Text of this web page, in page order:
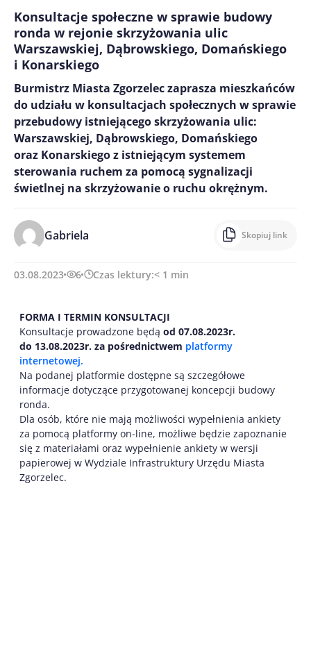
Konsultacje społeczne w sprawie budowy
ronda w rejonie skrzyżowania ulic
Warszawskiej, Dąbrowskiego, Domańskiego
i Konarskiego
Burmistrz Miasta Zgorzelec zaprasza mieszkańców
do udziału w konsultacjach społecznych w sprawie
przebudowy istniejącego skrzyżowania ulic:
Warszawskiej, Dąbrowskiego, Domańskiego
oraz Konarskiego z istniejącym systemem
sterowania ruchem za pomocą sygnalizacji
świetlnej na skrzyżowanie o ruchu okrężnym.
Gabriela Skopiuj link
03.08.2023 6 Czas lektury:< 1 min
FORMA I TERMIN KONSULTACJI
Konsultacje prowadzone będą od 07.08.2023r.
do 13.08.2023r. za pośrednictwem platformy
internetowej.
Na podanej platformie dostępne są szczegółowe
informacje dotyczące przygotowanej koncepcji budowy
ronda.
Dla osób, które nie mają możliwości wypełnienia ankiety
za pomocą platformy on-line, możliwe będzie zapoznanie
się z materiałami oraz wypełnienie ankiety w wersji
papierowej w Wydziale Infrastruktury Urzędu Miasta
Zgorzelec.